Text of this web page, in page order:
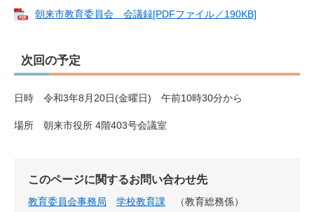
朝来市教育委員会 会議録​[PDFファイル／190KB]
次回の予定
日時 令和3年8月20日(金曜日) 午前10時30分から
場所 朝来市役所 4階403号会議室
このページに関するお問い合わせ先
教育委員会事務局 学校教育課
教育総務係